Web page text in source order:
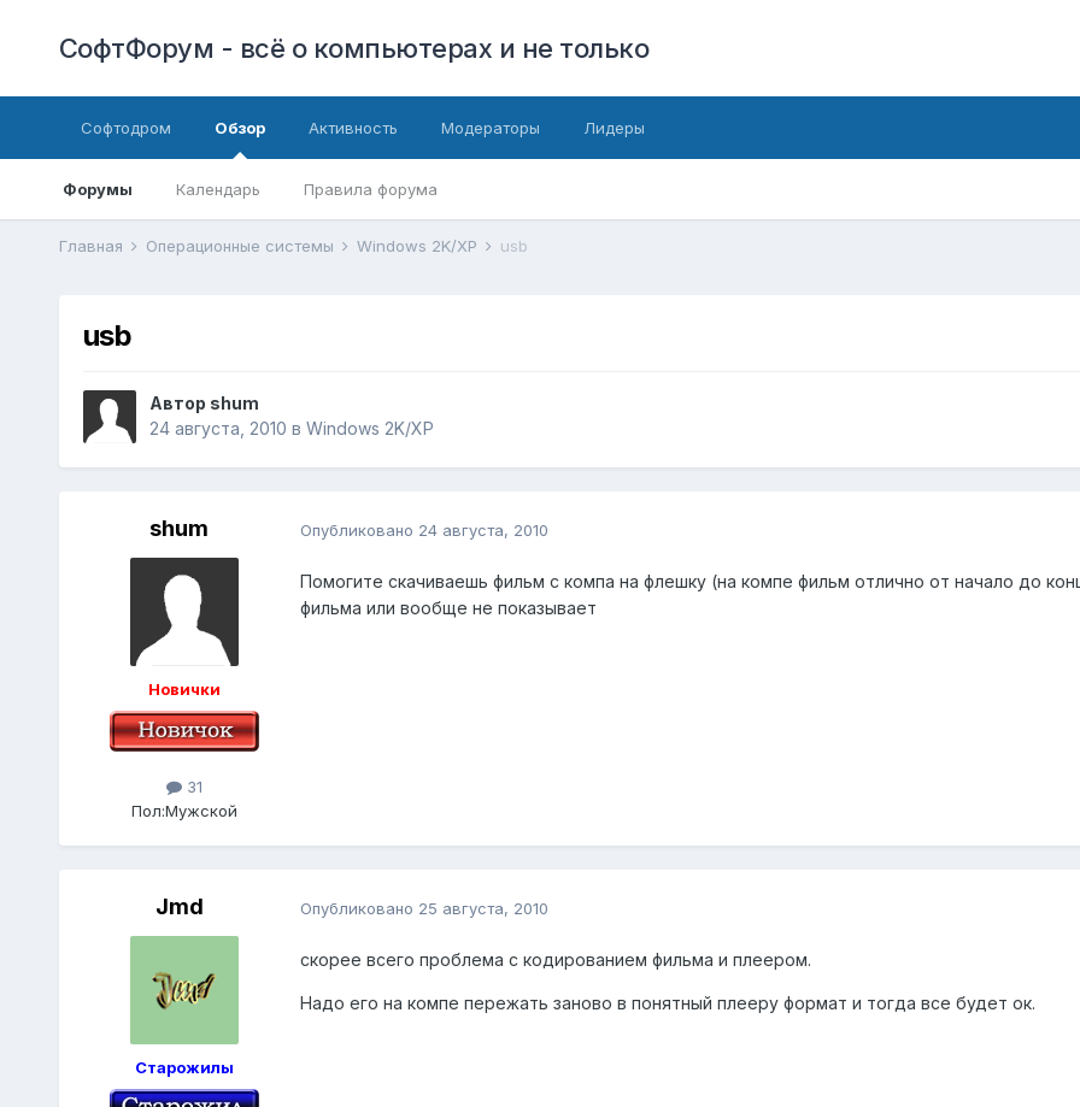
СофтФорум - всё о компьютерах и не только
Софтодром Обзор
Форумы Календарь Правила форума
Активность Модераторы Лидеры
Главная Операционные системы Windows 2K/XP usb
usb
Автор shum
24 августа, 2010 в Windows 2K/XP
shum
Новички
31
Пол:Мужской
Опубликовано 24 августа, 2010
Помогите скачиваешь фильм с компа на флешку (на компе фильм отлично от начало до
фильма или вообще не показывает
Jmd
Старожилы
Опубликовано 25 августа, 2010
скорее всего проблема с кодированием фильма и плеером.
Надо его на компе пережать заново в понятный плееру формат и тогда все будет ок.